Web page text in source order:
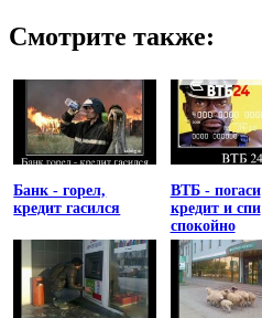
Смотрите также:
Банк - горел,
кредит гасился
ВТБ - погаси
кредит и спи
спокойно